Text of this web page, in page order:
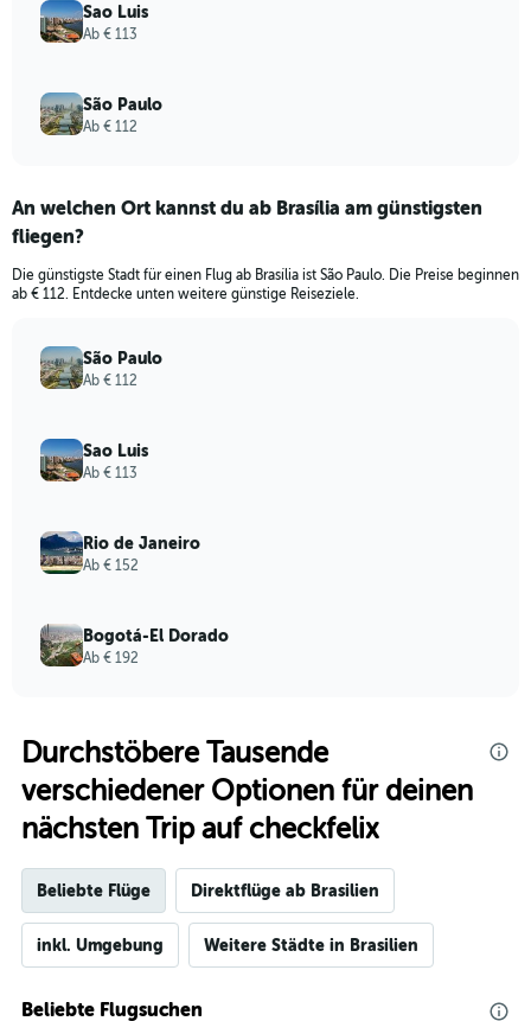
Sao Luis
Ab € 113
São Paulo
Ab € 112
An welchen Ort kannst du ab Brasília am günstigsten
fliegen?
Die günstigste Stadt für einen Flug ab Brasília ist São Paulo. Die Preise beginnen
ab € 112. Entdecke unten weitere günstige Reiseziele.
São Paulo
Ab € 112
Sao Luis
Ab € 113
Rio de Janeiro
Ab € 152
Bogotá-El Dorado
Ab € 192
Durchstöbere Tausende
verschiedener Optionen für deinen
nächsten Trip auf checkfelix
Beliebte Flüge Direktflüge ab Brasilien
inkl. Umgebung Weitere Städte in Brasilien
Beliebte Flugsuchen